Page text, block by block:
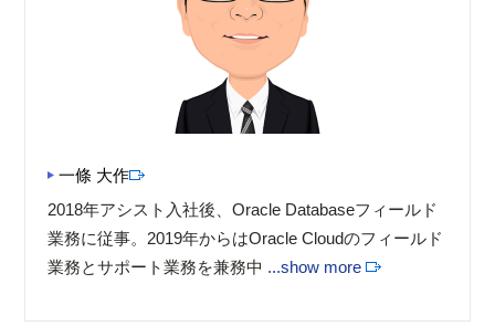
一條 大作
2018年アシスト入社後、Oracle Databaseフィールド
業務に従事。2019年からはOracle Cloudのフィールド
業務とサポート業務を兼務中 ...show more